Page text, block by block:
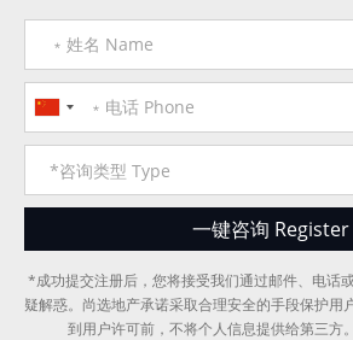
*成功提交注册后，您将接受我们通过邮件、电话
疑解惑。尚选地产承诺采取合理安全的手段保护用
到用户许可前，不将个人信息提供给第三方